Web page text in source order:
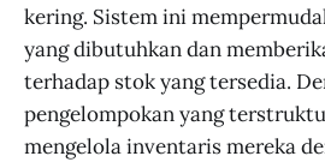
kering. Sistem ini
yang dibutuhkan dan
terhadap stok yang tersedia.
pengelompokan yang
mengelola inventaris mereka